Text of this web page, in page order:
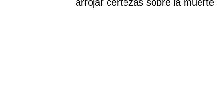
arrojar certezas sobre la